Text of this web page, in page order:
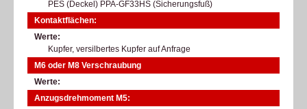
PES (Deckel) PPA-GF33HS (Sicherungsfuß)
Kontaktflächen:
Werte
Kupfer, versilbertes Kupfer auf Anfrage
M6 oder M8 Verschraubung
Werte
Anzugsdrehmoment M5: